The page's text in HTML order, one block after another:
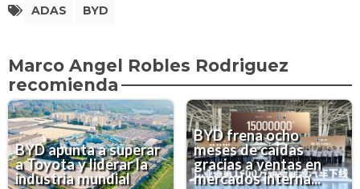
ADAS BYD
Marco Angel Robles Rodriguez
recomienda
BYD apunta a superar
a Toyota y liderar la
industria mundial
BYD frena ocho
meses de caídas
gracias a ventas en
mercados interna...